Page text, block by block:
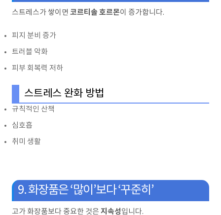
스트레스가 쌓이면 코르티솔 호르몬이 증가합니다.
피지 분비 증가
트러블 악화
피부 회복력 저하
스트레스 완화 방법
규칙적인 산책
심호흡
취미 생활
9. 화장품은 ‘많이’보다 ‘꾸준히’
고가 화장품보다 중요한 것은 지속성입니다.